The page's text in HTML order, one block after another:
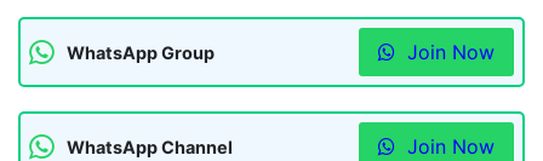
WhatsApp Group Join Now
WhatsApp Channel Join Now